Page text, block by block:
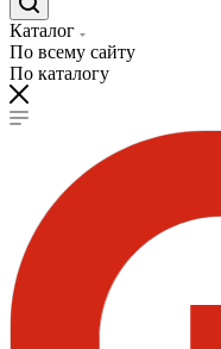
Каталог
По всему сайту
По каталогу